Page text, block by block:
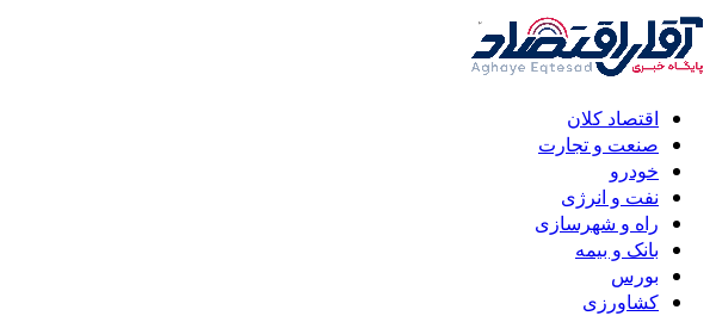
اقتصاد کلان
صنعت و تجارت
خودرو
نفت و انرژی
راه و شهرسازی
بانک و بیمه
بورس
کشاورزی